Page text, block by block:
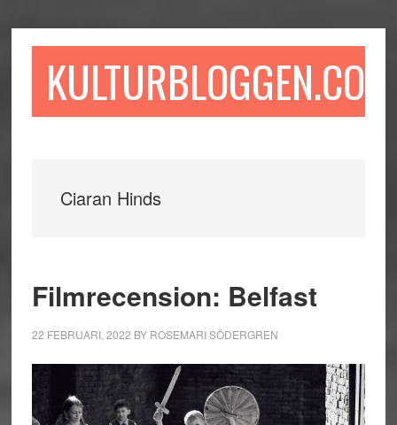
till
till
sidofältet
till
KULTURBLOGGEN.COM
Ciaran Hinds
Filmrecension: Belfast
22 FEBRUARI, 2022 BY ROSEMARI SÖDERGREN